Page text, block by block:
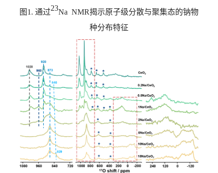
图 1. 通过23Na NMR揭示原子级分散与聚集态的钠物
种分布特征